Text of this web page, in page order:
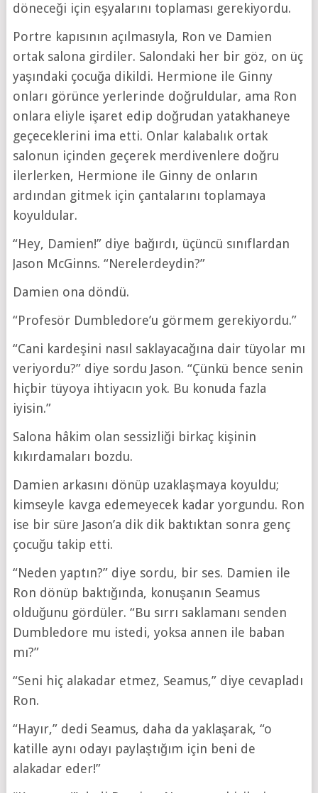
döneceği için eşyalarını toplaması gerekiyordu.
Portre kapısının açılmasıyla, Ron ve Damien
ortak salona girdiler. Salondaki her bir göz, on üç
yaşındaki çocuğa dikildi. Hermione ile Ginny
onları görünce yerlerinde doğruldular, ama Ron
onlara eliyle işaret edip doğrudan yatakhaneye
geçeceklerini ima etti. Onlar kalabalık ortak
salonun içinden geçerek merdivenlere doğru
ilerlerken, Hermione ile Ginny de onların
ardından gitmek için çantalarını toplamaya
koyuldular.
“Hey, Damien!” diye bağırdı, üçüncü sınıflardan
Jason McGinns. “Nerelerdeydin?”
Damien ona döndü.
“Profesör Dumbledore’u görmem gerekiyordu.”
“Cani kardeşini nasıl saklayacağına dair tüyolar mı
veriyordu?” diye sordu Jason. “Çünkü bence senin
hiçbir tüyoya ihtiyacın yok. Bu konuda fazla
iyisin.”
Salona hâkim olan sessizliği birkaç kişinin
kıkırdamaları bozdu.
Damien arkasını dönüp uzaklaşmaya koyuldu;
kimseyle kavga edemeyecek kadar yorgundu. Ron
ise bir süre Jason’a dik dik baktıktan sonra genç
çocuğu takip etti.
“Neden yaptın?” diye sordu, bir ses. Damien ile
Ron dönüp baktığında, konuşanın Seamus
olduğunu gördüler. “Bu sırrı saklamanı senden
Dumbledore mu istedi, yoksa annen ile baban
mı?”
“Seni hiç alakadar etmez, Seamus,” diye cevapladı
Ron.
“Hayır,” dedi Seamus, daha da yaklaşarak, “o
katille aynı odayı paylaştığım için beni de
alakadar eder!”